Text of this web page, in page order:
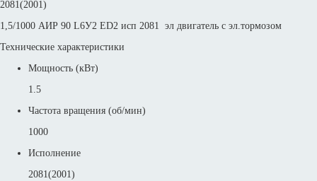
2081(2001)
1,5/1000 АИР 90 L6У2 ED2 исп 2081 эл двигатель с эл.тормозом
Технические характеристики
Мощность (кВт)
1.5
Частота вращения (об/мин)
1000
Исполнение
2081(2001)